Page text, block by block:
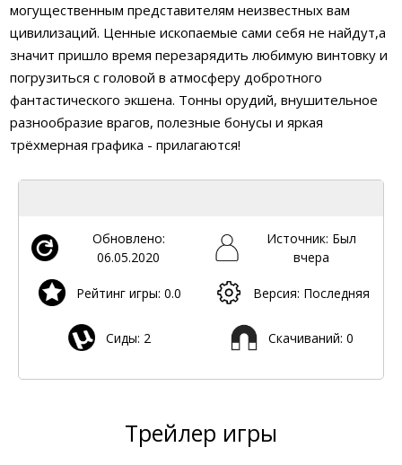
могущественным представителям неизвестных вам
цивилизаций. Ценные ископаемые сами себя не найдут,а
значит пришло время перезарядить любимую винтовку и
погрузиться с головой в атмосферу добротного
фантастического экшена. Тонны орудий, внушительное
разнообразие врагов, полезные бонусы и яркая
трёхмерная графика - прилагаются!
Обновлено:
06.05.2020
Источник: Был
вчера
Рейтинг игры: 0.0 Версия: Последняя
Сиды: 2 Скачиваний: 0
Трейлер игры